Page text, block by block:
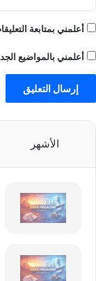
أعلمني بمتابعة
أعلمني بالمواضيع
الأشهر